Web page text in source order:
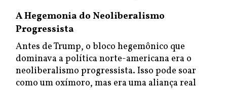
A Hegemonia do Neoliberalismo
Progressista
Antes de Trump, o bloco hegemônico que
dominava a política norte-americana era o
neoliberalismo progressista. Isso pode soar
como um oxímoro, mas era uma aliança real